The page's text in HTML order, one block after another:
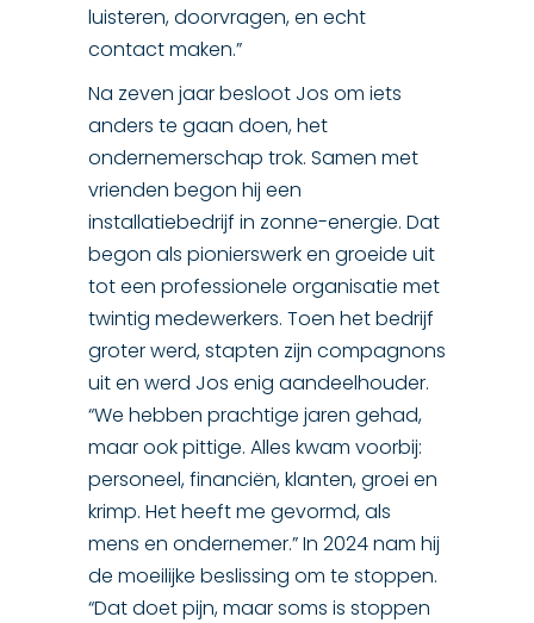
luisteren, doorvragen, en echt
contact maken.”
Na zeven jaar besloot Jos om iets
anders te gaan doen, het
ondernemerschap trok. Samen met
vrienden begon hij een
installatiebedrijf in zonne-energie. Dat
begon als pionierswerk en groeide uit
tot een professionele organisatie met
twintig medewerkers. Toen het bedrijf
groter werd, stapten zijn compagnons
uit en werd Jos enig aandeelhouder.
“We hebben prachtige jaren gehad,
maar ook pittige. Alles kwam voorbij:
personeel, financiën, klanten, groei en
krimp. Het heeft me gevormd, als
mens en ondernemer.” In 2024 nam hij
de moeilijke beslissing om te stoppen.
“Dat doet pijn, maar soms is stoppen